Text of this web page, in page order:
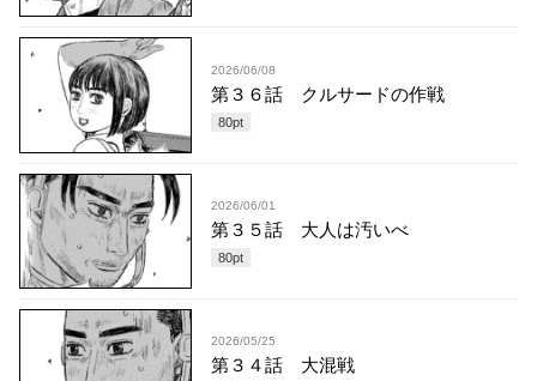
2026/06/08
第３６話 クルサードの作戦
80pt
2026/06/01
第３５話 大人は汚いべ
80pt
2026/05/25
第３４話 大混戦